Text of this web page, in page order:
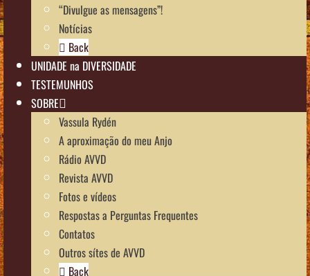
“Divulgue as mensagens”!
Notícias
Back
UNIDADE na DIVERSIDADE
TESTEMUNHOS
SOBRE
Vassula Rydén
A aproximação do meu Anjo
Rádio AVVD
Revista AVVD
Fotos e vídeos
Respostas a Perguntas Frequentes
Contatos
Outros sítes de AVVD
Back